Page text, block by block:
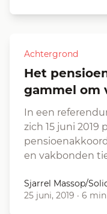
Achtergrond
Het pensioenakkoord is te
gammel om
In een
zich 15 juni 2019
en vakbonden
Sjarrel Massop/
25 juni, 2019 · 6